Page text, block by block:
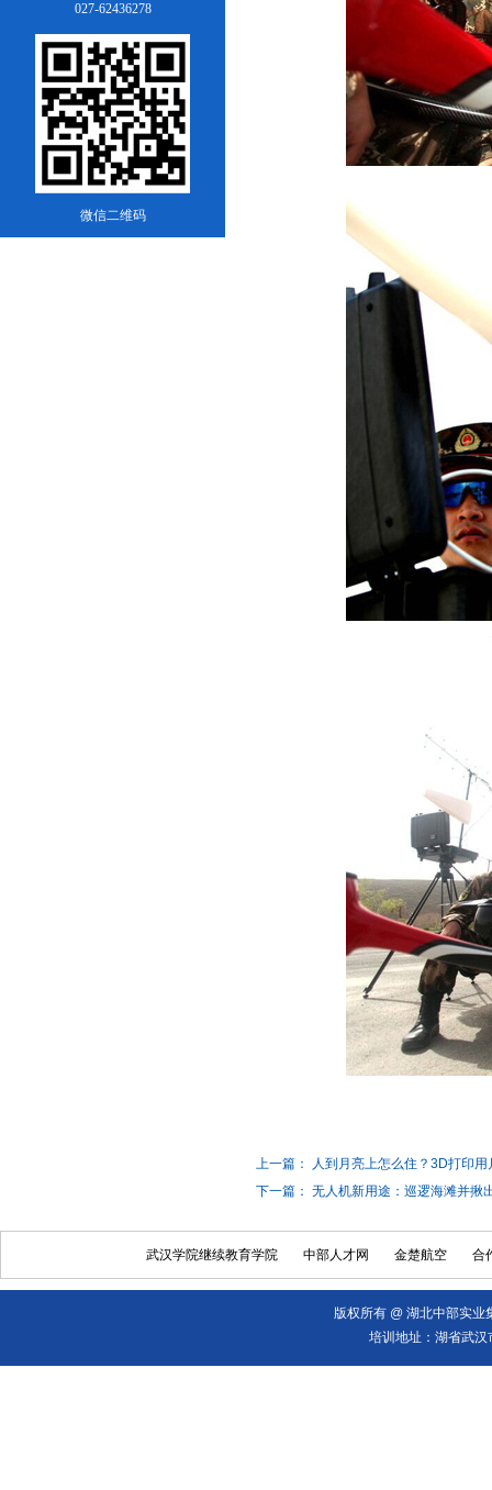
027-62436278
微信二维码
上一篇： 人到月亮上怎么住？3D打印
下一篇： 无人机新用途：巡逻海滩并揪
武汉学院继续教育学院 中部人才网 金楚航空 合
版权所有 @ 湖北中部实
培训地址：湖省武